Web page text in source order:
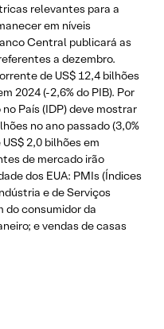
relevantes para a
em níveis
Central publicará as
a dezembro.
de US$ 12,4 bilhões
2024 (-2,6% do PIB). Por
País (IDP) deve mostrar
no ano passado (3,0%
2,0 bilhões em
de mercado irão
dos EUA: PMIs (Índices
e de Serviços
do consumidor da
e vendas de casas